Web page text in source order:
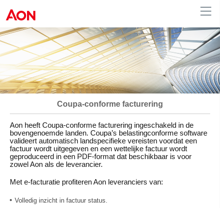
Coupa-conforme facturering
Aon heeft Coupa-conforme facturering ingeschakeld in de
bovengenoemde landen. Coupa’s belastingconforme software
valideert automatisch landspecifieke vereisten voordat een
factuur wordt uitgegeven en een wettelijke factuur wordt
geproduceerd in een PDF-format dat beschikbaar is voor
zowel Aon als de leverancier.
Met e-facturatie profiteren Aon leveranciers van:
Volledig inzicht in factuur status.